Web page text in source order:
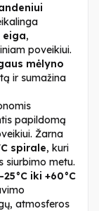
eiga,
poveikiui.
mėlyno
ir sumažina
papildomą
Žarna
spirale, kuri
siurbimo metu.
iki +60°C
atmosferos